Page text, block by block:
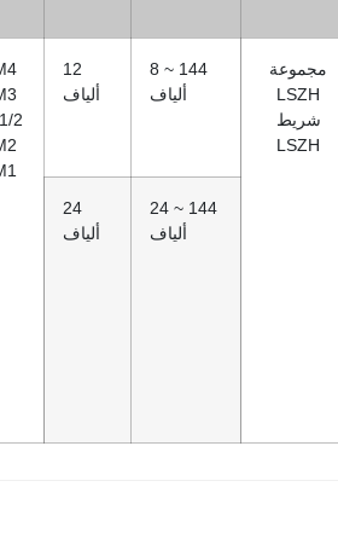
2
12
ألياف
8 ~ 144
ألياف
مجموعة
LSZH
شريط
LSZH
24
ألياف
24 ~ 144
ألياف